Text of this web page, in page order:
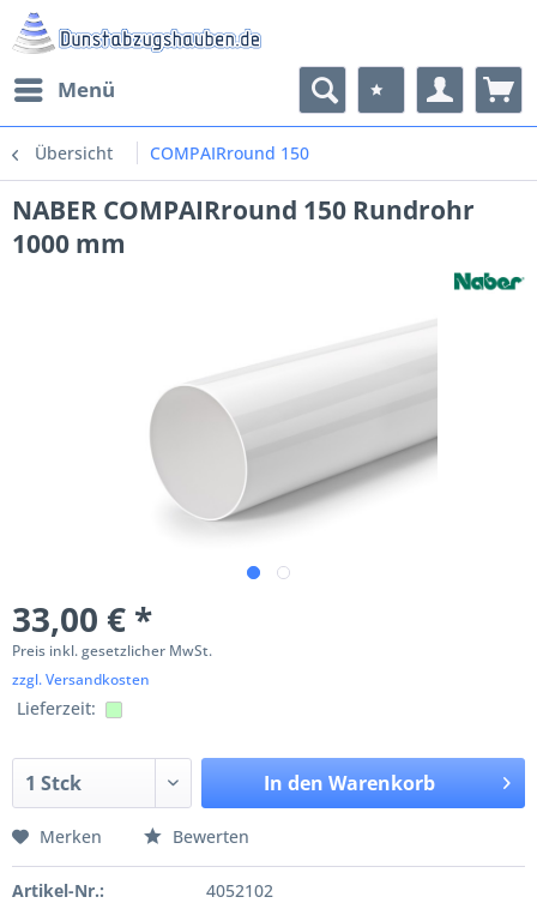
Menü
Übersicht COMPAIRround 150
NABER COMPAIRround 150 Rundrohr
1000 mm
33,00 € *
Preis inkl. gesetzlicher MwSt.
zzgl. Versandkosten
Lieferzeit:
In den Warenkorb
Merken Bewerten
Artikel-Nr.:
4052102